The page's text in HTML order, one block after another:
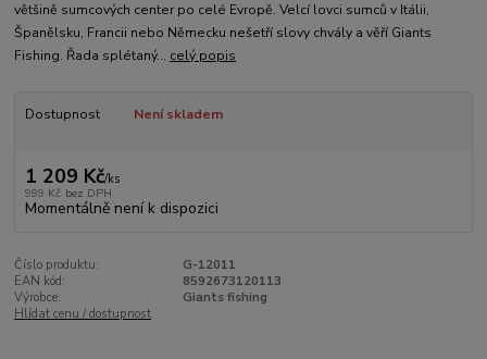
většině sumcových center po celé Evropě. Velcí lovci sumců v Itálii,
Španělsku, Francii nebo Německu nešetří slovy chvály a věří Giants
Fishing. Řada splétaný... celý popis
Dostupnost Není skladem
1 209 Kč/ks
999 Kč bez DPH
Momentálně není k dispozici
Číslo produktu:
G-12011
EAN kód:
8592673120113
Výrobce:
Giants fishing
Hlídat cenu / dostupnost